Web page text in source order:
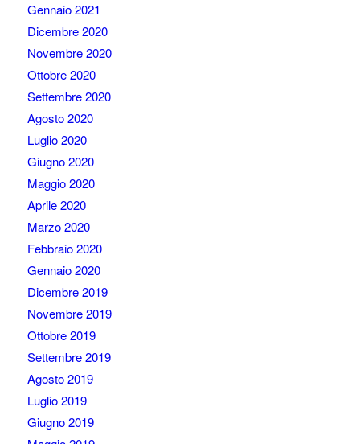
Gennaio 2021
Dicembre 2020
Novembre 2020
Ottobre 2020
Settembre 2020
Agosto 2020
Luglio 2020
Giugno 2020
Maggio 2020
Aprile 2020
Marzo 2020
Febbraio 2020
Gennaio 2020
Dicembre 2019
Novembre 2019
Ottobre 2019
Settembre 2019
Agosto 2019
Luglio 2019
Giugno 2019